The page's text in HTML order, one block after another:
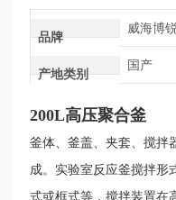
品牌
威海博
产地类别
国产
200L高压聚合釜
釜体、釜盖、夹套、搅拌
成。实验室反应釜搅拌形
式或框式等，搅拌装置在